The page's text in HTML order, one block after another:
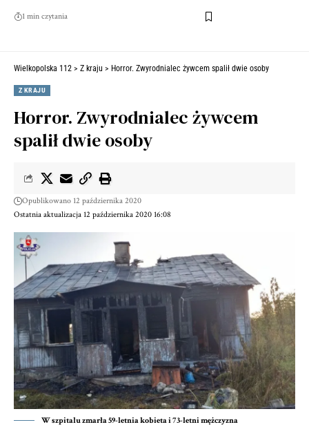
1 min czytania
Wielkopolska 112 > Z kraju > Horror. Zwyrodnialec żywcem spalił dwie osoby
Z KRAJU
Horror. Zwyrodnialec żywcem
spalił dwie osoby
Ostatnia aktualizacja 12 października 2020 16:08
Opublikowano 12 października 2020
W szpitalu zmarła 59-letnia kobieta i 73-letni mężczyzna